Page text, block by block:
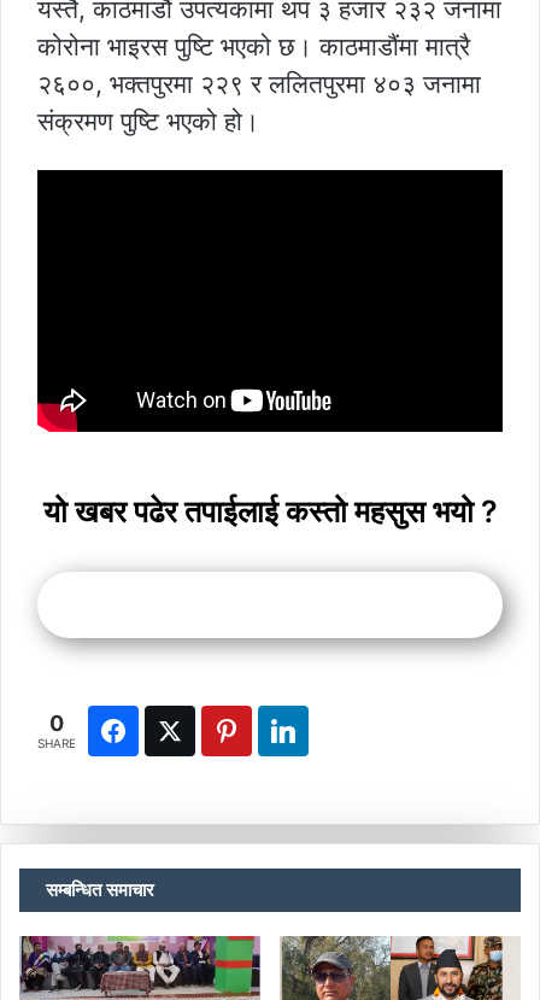
यस्तै, काठमाडौं उपत्यकामा थप ३ हजार २३२ जनामा
कोरोना भाइरस पुष्टि भएको छ। काठमाडौंमा मात्रै
२६००, भक्तपुरमा २२९ र ललितपुरमा ४०३ जनामा
संक्रमण पुष्टि भएको हो।
यो खबर पढेर तपाईलाई कस्तो महसुस भयो ?
0
SHARE
सम्बन्धित समाचार